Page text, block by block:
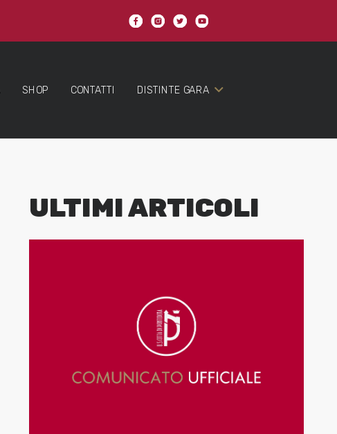
SHOP CONTATTI DISTINTE GARA
ULTIMI ARTICOLI